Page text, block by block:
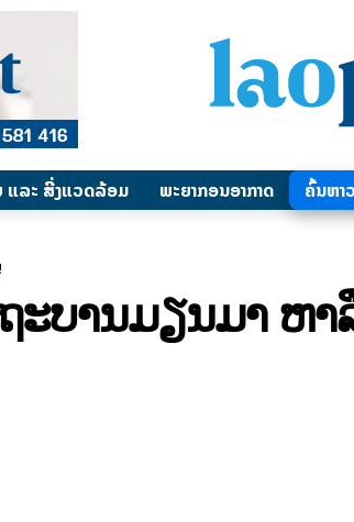
ແລະ ສີ່ງແວດລ້ອມ ພະຍາກອນອາກາດ ຄົ້ນຫາ
ະບານມຽນມາ ຫາ